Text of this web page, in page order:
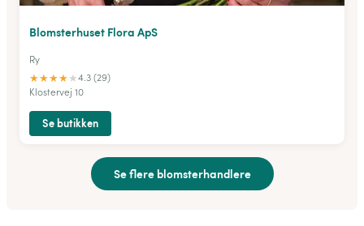
Blomsterhuset Flora ApS
Ry
★★★★★4.3 (29)
Klostervej 10
Se butikken
Se flere blomsterhandlere